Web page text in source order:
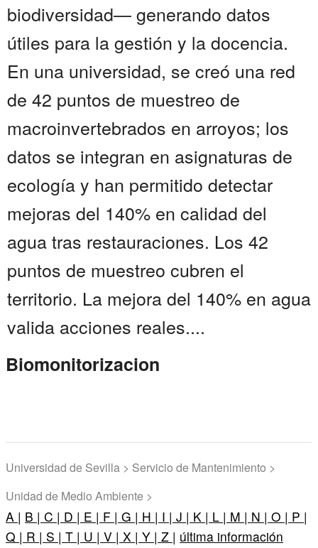
biodiversidad— generando datos
útiles para la gestión y la docencia.
En una universidad, se creó una red
de 42 puntos de muestreo de
macroinvertebrados en arroyos; los
datos se integran en asignaturas de
ecología y han permitido detectar
mejoras del 140% en calidad del
agua tras restauraciones. Los 42
puntos de muestreo cubren el
territorio. La mejora del 140% en agua
valida acciones reales....
Biomonitorizacion
Universidad de Sevilla > Servicio de Mantenimiento >
Unidad de Medio Ambiente >
A | B | C | D | E | F | G | H | I | J | K | L | M | N | O | P |
Q | R | S | T | U | V | X | Y | Z | última información